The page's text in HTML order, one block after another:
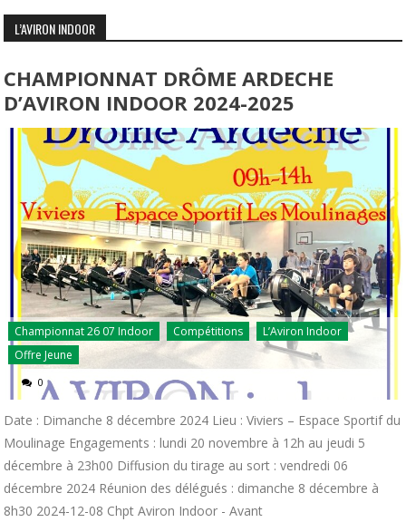
L’AVIRON INDOOR
CHAMPIONNAT DRÔME ARDECHE
D’AVIRON INDOOR 2024-2025
Championnat 26 07 Indoor Compétitions
L’Aviron Indoor
Offre Jeune
0
Date : Dimanche 8 décembre 2024 Lieu : Viviers – Espace Sportif du
Moulinage Engagements : lundi 20 novembre à 12h au jeudi 5
décembre à 23h00 Diffusion du tirage au sort : vendredi 06
décembre 2024 Réunion des délégués : dimanche 8 décembre à
8h30 2024-12-08 Chpt Aviron Indoor - Avant